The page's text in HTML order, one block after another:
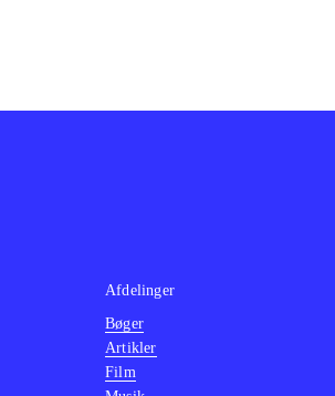
Afdelinger
Bøger
Artikler
Film